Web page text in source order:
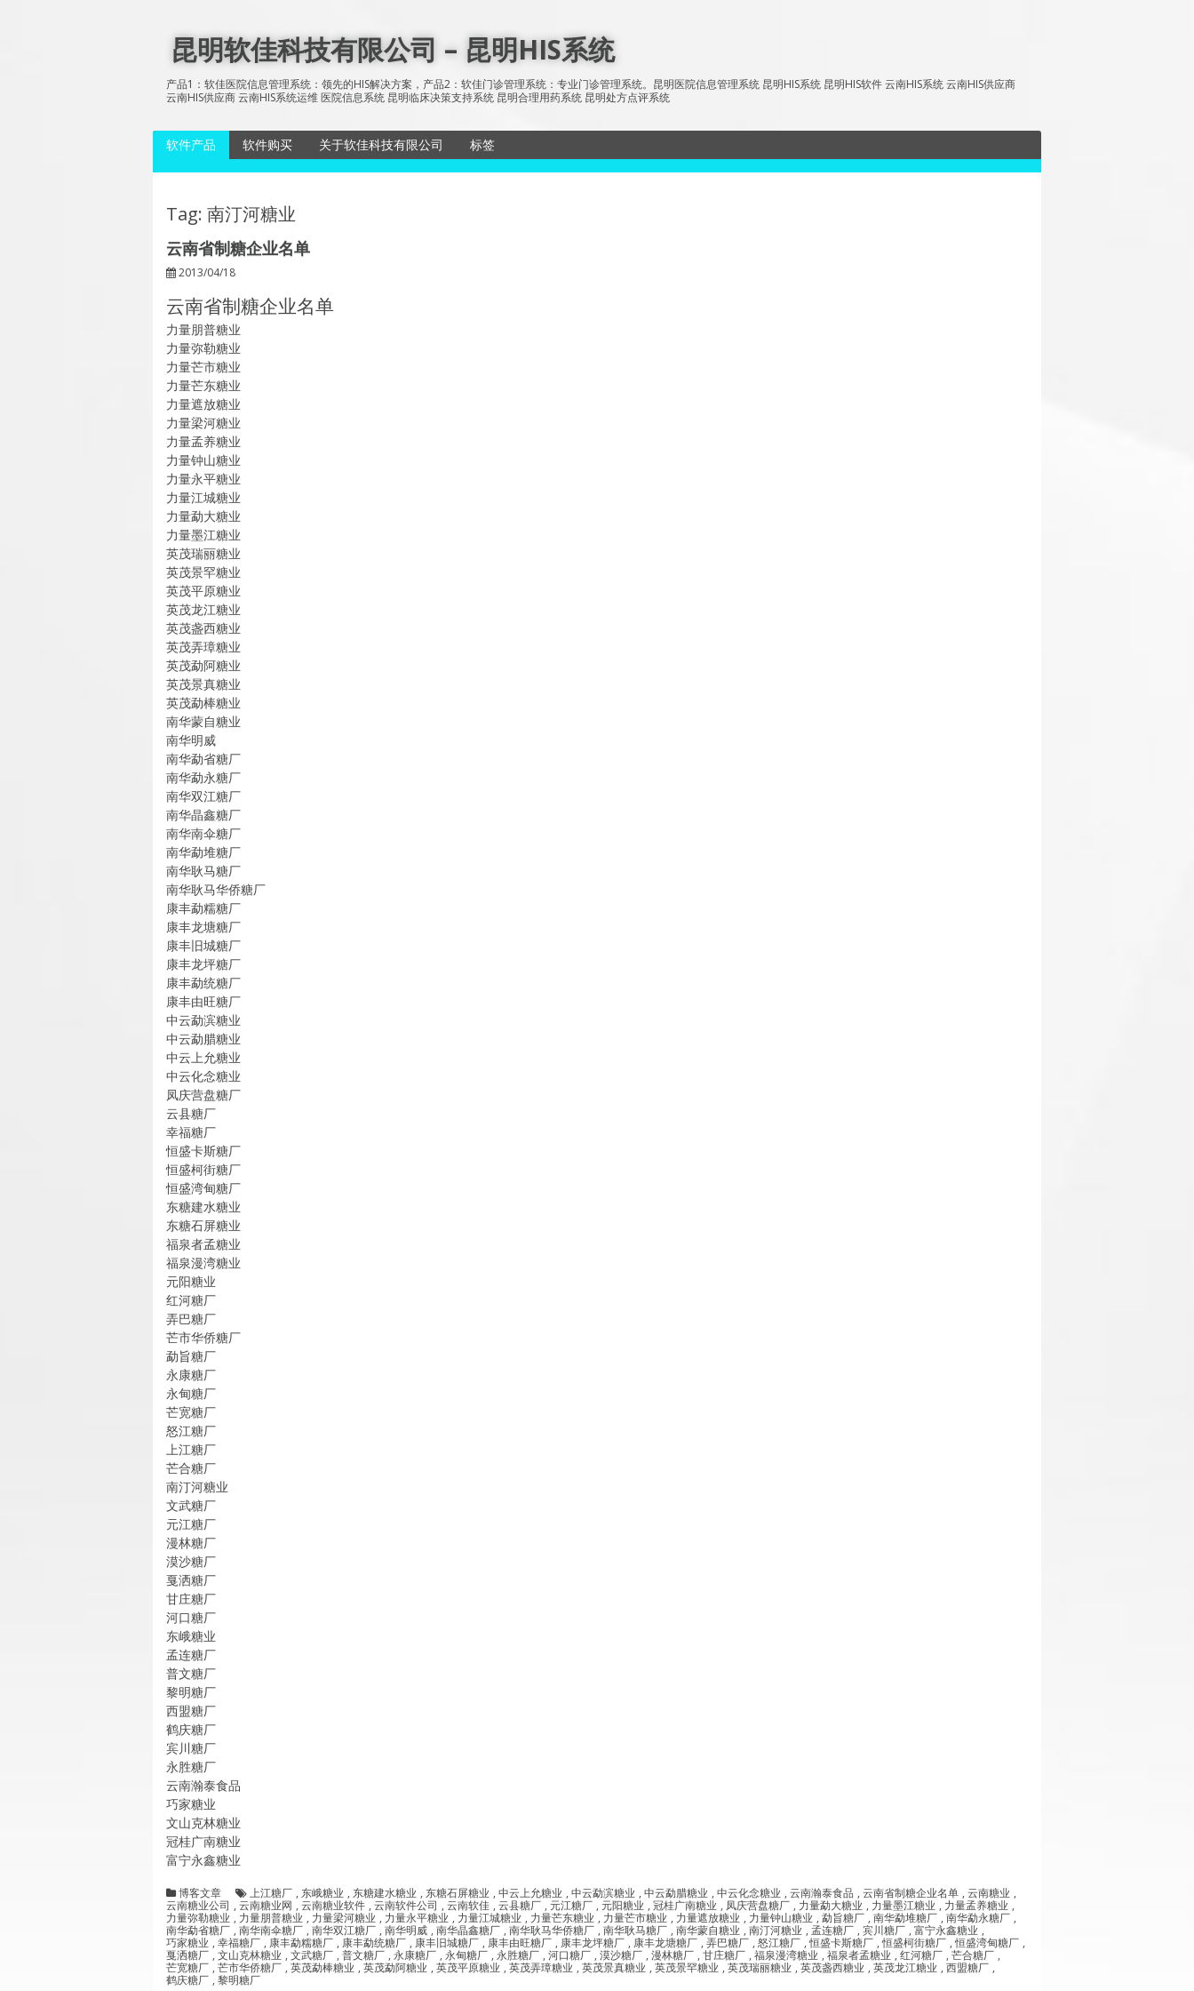
content
昆明软佳科技有限公司 – 昆明HIS系统
产品1：软佳医院信息管理系统：领先的HIS解决方案，产品2：软佳门诊管理系统：专业门诊管理系统。昆明医院信息管理系统 昆明HIS系统 昆明HIS软件 云南HIS系统 云南HIS供应商
云南HIS供应商 云南HIS系统运维 医院信息系统 昆明临床决策支持系统 昆明合理用药系统 昆明处方点评系统
软件产品
软佳医院信息管理系统
软佳影像存储与传输系
软佳号码抽奖软件
软佳多媒体信息发布系
统
软佳糖业信息管理系统
（SoftPlus Sugar
Information System)
软件购买 关于软佳科技有限公司
标签
sitemap
Tag: 南汀河糖业
云南省制糖企业名单
2013/04/18
云南省制糖企业名单
力量朋普糖业
力量弥勒糖业
力量芒市糖业
力量芒东糖业
力量遮放糖业
力量梁河糖业
力量孟养糖业
力量钟山糖业
力量永平糖业
力量江城糖业
力量勐大糖业
力量墨江糖业
英茂瑞丽糖业
英茂景罕糖业
英茂平原糖业
英茂龙江糖业
英茂盏西糖业
英茂弄璋糖业
英茂勐阿糖业
英茂景真糖业
英茂勐棒糖业
南华蒙自糖业
南华明威
南华勐省糖厂
南华勐永糖厂
南华双江糖厂
南华晶鑫糖厂
南华南伞糖厂
南华勐堆糖厂
南华耿马糖厂
南华耿马华侨糖厂
康丰勐糯糖厂
康丰龙塘糖厂
康丰旧城糖厂
康丰龙坪糖厂
康丰勐统糖厂
康丰由旺糖厂
中云勐滨糖业
中云勐腊糖业
中云上允糖业
中云化念糖业
凤庆营盘糖厂
云县糖厂
幸福糖厂
恒盛卡斯糖厂
恒盛柯街糖厂
恒盛湾甸糖厂
东糖建水糖业
东糖石屏糖业
福泉者孟糖业
福泉漫湾糖业
元阳糖业
红河糖厂
弄巴糖厂
芒市华侨糖厂
勐旨糖厂
永康糖厂
永甸糖厂
芒宽糖厂
怒江糖厂
上江糖厂
芒合糖厂
南汀河糖业
文武糖厂
元江糖厂
漫林糖厂
漠沙糖厂
戛洒糖厂
甘庄糖厂
河口糖厂
东峨糖业
孟连糖厂
普文糖厂
黎明糖厂
西盟糖厂
鹤庆糖厂
宾川糖厂
永胜糖厂
云南瀚泰食品
巧家糖业
文山克林糖业
冠桂广南糖业
富宁永鑫糖业
博客文章 上江糖厂 , 东峨糖业 , 东糖建水糖业 , 东糖石屏糖业 , 中云上允糖业 , 中云勐滨糖业 , 中云勐腊糖业 , 中云化念糖业 , 云南瀚泰食品 , 云南省制糖企业名单 , 云南糖业 ,
云南糖业公司 , 云南糖业网 , 云南糖业软件 , 云南软件公司 , 云南软佳 , 云县糖厂 , 元江糖厂 , 元阳糖业 , 冠桂广南糖业 , 凤庆营盘糖厂 , 力量勐大糖业 , 力量墨江糖业 , 力量孟养糖业 ,
力量弥勒糖业 , 力量朋普糖业 , 力量梁河糖业 , 力量永平糖业 , 力量江城糖业 , 力量芒东糖业 , 力量芒市糖业 , 力量遮放糖业 , 力量钟山糖业 , 勐旨糖厂 , 南华勐堆糖厂 , 南华勐永糖厂 ,
南华勐省糖厂 , 南华南伞糖厂 , 南华双江糖厂 , 南华明威 , 南华晶鑫糖厂 , 南华耿马华侨糖厂 , 南华耿马糖厂 , 南华蒙自糖业 , 南汀河糖业 , 孟连糖厂 , 宾川糖厂 , 富宁永鑫糖业 ,
巧家糖业 , 幸福糖厂 , 康丰勐糯糖厂 , 康丰勐统糖厂 , 康丰旧城糖厂 , 康丰由旺糖厂 , 康丰龙坪糖厂 , 康丰龙塘糖厂 , 弄巴糖厂 , 怒江糖厂 ,恒盛卡斯糖厂 ,恒盛柯街糖厂 ,恒盛湾甸糖厂 ,
戛洒糖厂 , 文山克林糖业 , 文武糖厂 , 普文糖厂 , 永康糖厂 , 永甸糖厂 , 永胜糖厂 , 河口糖厂 , 漠沙糖厂 , 漫林糖厂 , 甘庄糖厂 , 福泉漫湾糖业 , 福泉者孟糖业 , 红河糖厂 , 芒合糖厂 ,
芒宽糖厂 , 芒市华侨糖厂 , 英茂勐棒糖业 , 英茂勐阿糖业 , 英茂平原糖业 , 英茂弄璋糖业 , 英茂景真糖业 , 英茂景罕糖业 , 英茂瑞丽糖业 , 英茂盏西糖业 , 英茂龙江糖业 , 西盟糖厂 ,
鹤庆糖厂 , 黎明糖厂